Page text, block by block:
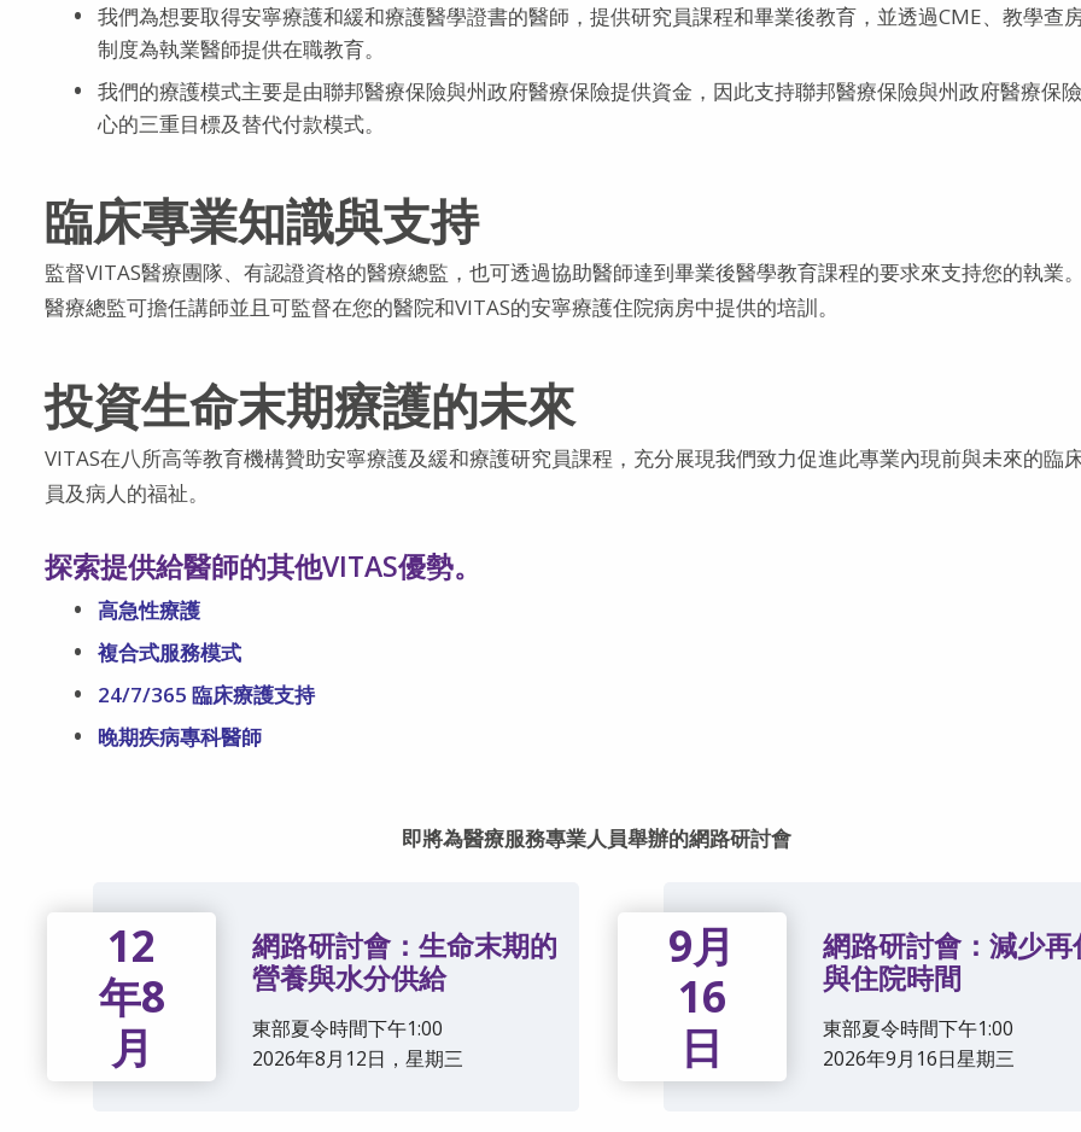
我們為想要取得安寧療護和緩和療護醫學證書的醫師，提供研究員課程和畢業後教育，並透過CME、教學查
制度為執業醫師提供在職教育。
我們的療護模式主要是由聯邦醫療保險與州政府醫療保險提供資金，因此支持聯邦醫療保險與州政府醫療保
心的三重目標及替代付款模式。
臨床專業知識與支持
監督VITAS醫療團隊、有認證資格的醫療總監，也可透過協助醫師達到畢業後醫學教育課程的要求來支持您的執業
醫療總監可擔任講師並且可監督在您的醫院和VITAS的安寧療護住院病房中提供的培訓。
投資生命末期療護的未來
VITAS在八所高等教育機構贊助安寧療護及緩和療護研究員課程，充分展現我們致力促進此專業內現前與未來的臨
員及病人的福祉。
探索提供給醫師的其他VITAS優勢。
高急性療護
複合式服務模式
24/7/365 臨床療護支持
晚期疾病專科醫師
即將為醫療服務專業人員舉辦的網路研討會
12
年8
月
網路研討會：生命末期的
營養與水分供給
東部夏令時間下午1:00
2026年8月12日，星期三
9月
16
日
網路研討會：減少再
與住院時間
東部夏令時間下午1:00
2026年9月16日星期三